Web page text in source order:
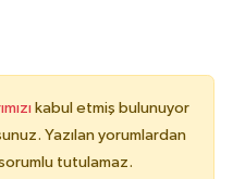
kabul etmiş bulunuyor
Yazılan yorumlardan
tutulamaz.